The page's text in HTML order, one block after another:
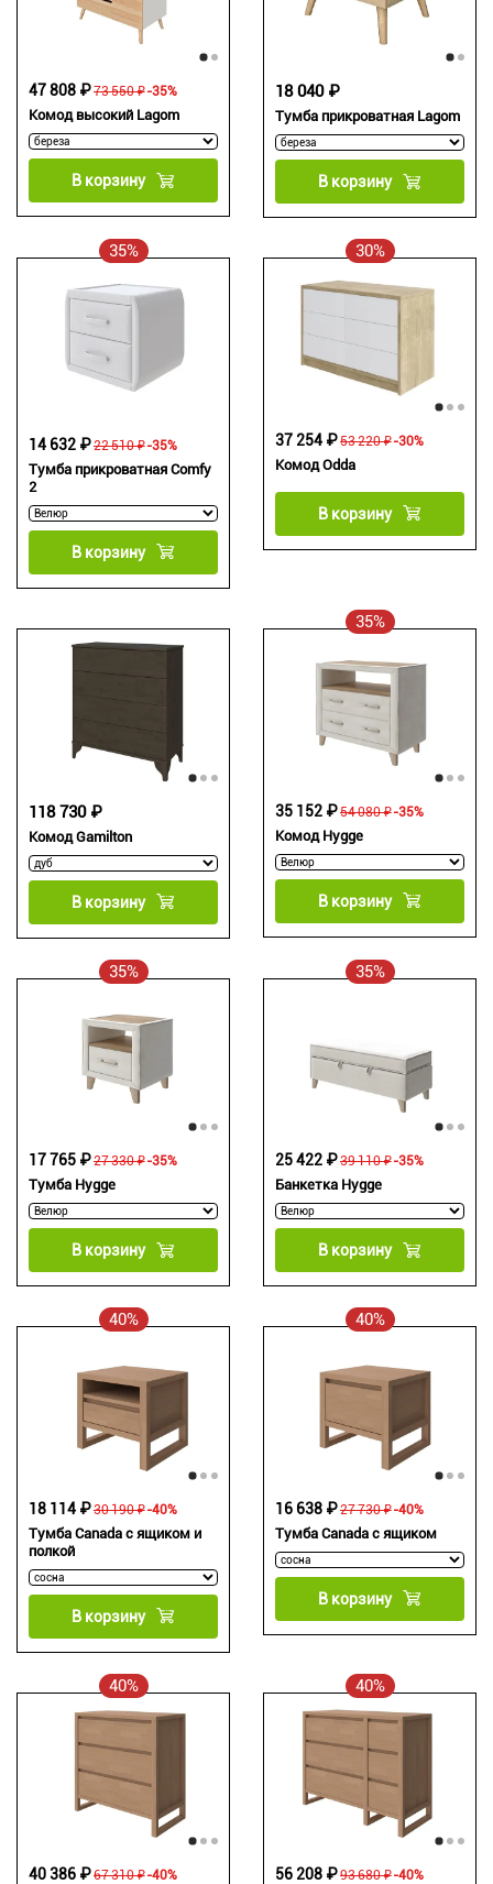
Комод высокий Lagom
73 550 ₽
47 808 ₽ -35%
В корзину
Тумба прикроватная Lagom
18 040 ₽
В корзину
35%
Тумба прикроватная Comfy
2
22 510 ₽
14 632 ₽ -35%
В корзину
30%
Комод Odda
53 220 ₽
37 254 ₽ -30%
В корзину
Комод Gamilton
118 730 ₽
В корзину
35%
Комод Hygge
54 080 ₽
35 152 ₽ -35%
В корзину
35%
Тумба Hygge
27 330 ₽
17 765 ₽ -35%
В корзину
35%
Банкетка Hygge
39 110 ₽
25 422 ₽ -35%
В корзину
40%
Тумба Canada с ящиком и
полкой
30 190 ₽
18 114 ₽ -40%
В корзину
40%
Тумба Canada с ящиком
27 730 ₽
16 638 ₽ -40%
В корзину
40%
67 310 ₽
40 386 ₽ -40%
40%
93 680 ₽
56 208 ₽ -40%